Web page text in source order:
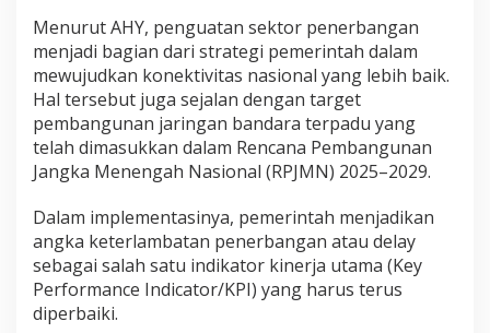
a
n
Menurut AHY, penguatan sektor penerbangan
menjadi bagian dari strategi pemerintah dalam
mewujudkan konektivitas nasional yang lebih baik.
Hal tersebut juga sejalan dengan target
pembangunan jaringan bandara terpadu yang
telah dimasukkan dalam Rencana Pembangunan
Jangka Menengah Nasional (RPJMN) 2025–2029.
Dalam implementasinya, pemerintah menjadikan
angka keterlambatan penerbangan atau delay
sebagai salah satu indikator kinerja utama (Key
Performance Indicator/KPI) yang harus terus
diperbaiki.